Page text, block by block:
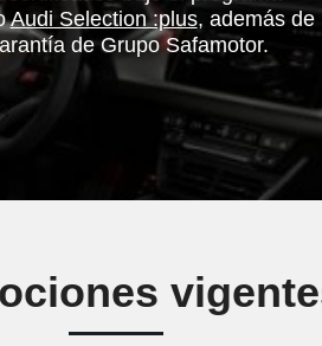
Audi Selection :plus, además de
de Grupo Safamotor.